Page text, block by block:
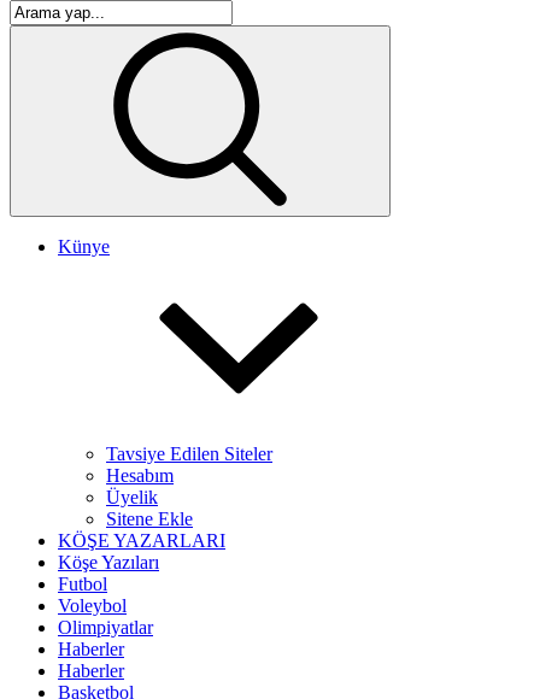
Künye
Tavsiye Edilen Siteler
Hesabım
Üyelik
Sitene Ekle
KÖŞE YAZARLARI
Köşe Yazıları
Futbol
Voleybol
Olimpiyatlar
Haberler
Haberler
Basketbol